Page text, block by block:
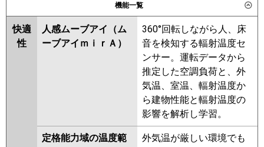
FDTWZ2246HD6S-rak
パナソニック PA-P224L7GVC PA-P224L7GVNC
ZRMP224LF5
ZRMP224LF3 PLZD-ZRMP224L3
PLZD-ZRMP224LF2
PLZD-
ZRMP224L2
PLZD-ZRMP224LFZ
PLZD-ZRP224LFY PLZD-
ZRP224LY PLZD-ZRP224LV
PLZD-ZRP224LFV
RCID-GP224RGHW4 RCID-
GP224RGHW3 RCID-
機能一覧
快適
性
人感ムーブアイ（ム
ーブアイｍｉｒＡ）
360°回転しながら人、床
音を検知する輻射温度セ
ンサー。運転データから
推定した空調負荷と、外
気温、室温、輻射温度か
ら建物性能と輻射温度の
影響を解析し学習。
定格能力域の温度範
外気温が厳しい環境でも